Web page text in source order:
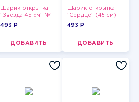
Шарик-открытка
"Звезда 45 см" №1
493 P
ДОБАВИТЬ
Шарик-открытка
"Сердце" (45 см) -
2
493 P
ДОБАВИТЬ